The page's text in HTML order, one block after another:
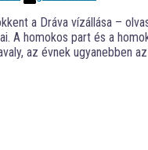
a Dráva vízállása –
A homokos part és a
az évnek ugyanebben